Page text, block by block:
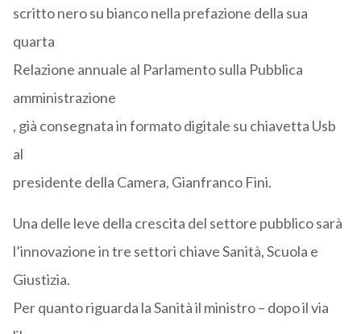
scritto nero su bianco nella prefazione della sua
quarta
Relazione annuale al Parlamento sulla Pubblica
amministrazione
, già consegnata in formato digitale su chiavetta Usb
al
presidente della Camera, Gianfranco Fini.
Una delle leve della crescita del settore pubblico sarà
l’innovazione in tre settori chiave Sanità, Scuola e
Giustizia.
Per quanto riguarda la Sanità il ministro – dopo il via